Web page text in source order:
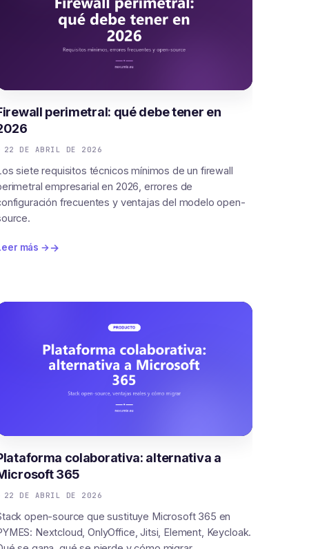
perimetral: qué debe tener en
22 DE ABRIL DE 2026
siete requisitos técnicos mínimos de un firewall
empresarial en 2026, errores de
frecuentes y ventajas del modelo open-
más →
colaborativa: alternativa a
365
22 DE ABRIL DE 2026
open-source que sustituye Microsoft 365 en
Nextcloud, OnlyOffice, Jitsi, Element, Keycloak.